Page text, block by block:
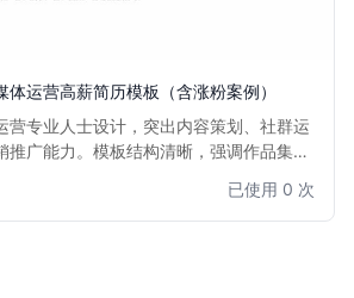
运营高薪简历模板（含涨粉案例）
营专业人士设计，突出内容策划、社群运
推广能力。模板结构清晰，强调作品集和
出实战成果、追求高薪的新媒体运营、内
职位。
已使用 0 次